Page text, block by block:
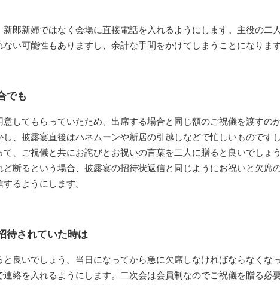
郎新婦ではなく会場に直接電話を入れるようにします。主役の二
い可能性もありますし、余計な手間をかけてしまうことになります
でも
してもらっていたため、出席する場合と同じ額のご祝儀を渡すの
、披露宴直後はハネムーンや新居の引越しなどで忙しいものですし
、ご祝儀と共にお詫びとお祝いの言葉を二人に贈ると良いでしょう
ど断るという場合、披露宴の招待状返信と同じようにお祝いと欠席
るようにします。
待されていた時は
良いでしょう。当日になってから急に欠席しなければならなくな
絡を入れるようにします。二次会は会員制なのでご祝儀を贈る必